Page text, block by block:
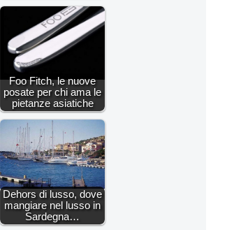
Foo Fitch, le nuove
posate per chi ama le
pietanze asiatiche
Dehors di lusso, dove
mangiare nel lusso in
Sardegna…